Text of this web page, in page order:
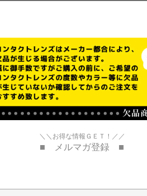
＼＼お得な情報ＧＥＴ！／／
■ メルマガ登録 ■